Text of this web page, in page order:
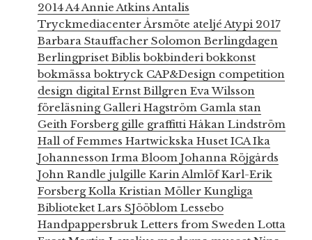
2014A4Annie AtkinsAntalis
TryckmediacenterÅrsmöte ateljéAtypi 2017
Barbara Stauffacher SolomonBerlingdagen
BerlingprisetBiblisbokbinderibokkonst
bokmässaboktryck CAP&Design competition
design digitalErnst BillgrenEva Wilsson
föreläsning Galleri Hagström Gamla stan
Geith Forsberg gille graffittiHåkan Lindström
Hall of FemmesHartwickska HusetICAIka
JohannessonIrma BloomJohanna Röjgårds
John RandlejulgilleKarin AlmlöfKarl-Erik
ForsbergKollaKristian MöllerKungliga
BiblioteketLars SJööblomLessebo
HandpappersbrukLetters from SwedenLotta